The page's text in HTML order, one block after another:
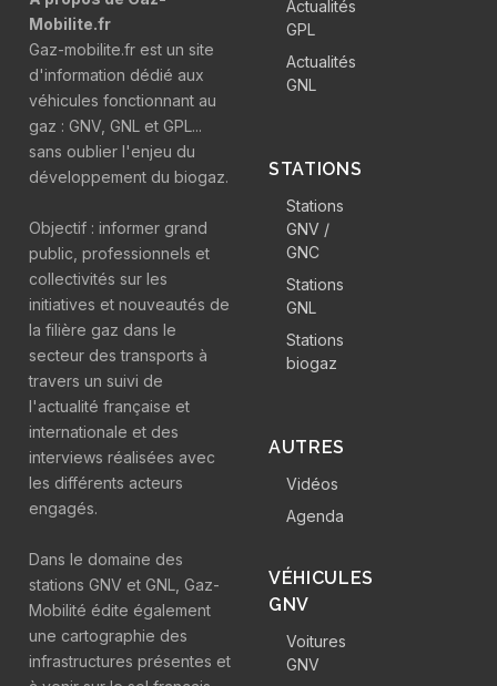
Mobilite.fr
Gaz-mobilite.fr est un site
d'information dédié aux
véhicules fonctionnant au
gaz : GNV, GNL et GPL...
sans oublier l'enjeu du
développement du biogaz.
Objectif : informer grand
public, professionnels et
collectivités sur les
initiatives et nouveautés de
la filière gaz dans le
secteur des transports à
travers un suivi de
l'actualité française et
internationale et des
interviews réalisées avec
les différents acteurs
engagés.
Dans le domaine des
stations GNV et GNL, Gaz-
Mobilité édite également
une cartographie des
infrastructures présentes et
Actualités
GPL
Actualités
GNL
STATIONS
Stations
GNV /
GNC
Stations
GNL
Stations
biogaz
AUTRES
Vidéos
Agenda
VÉHICULES
GNV
Voitures
GNV